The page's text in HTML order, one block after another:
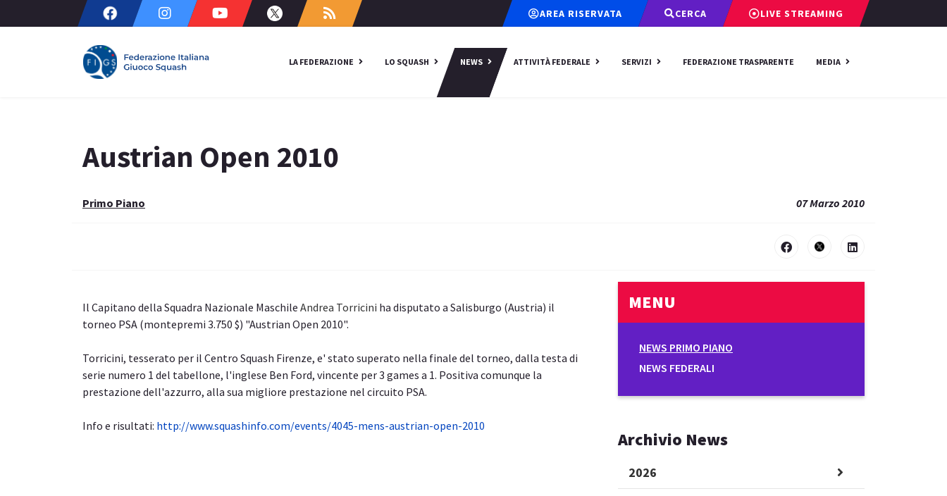
AREA RISERVATA CERCA LIVE STREAMING
LA FEDERAZIONE LO SQUASH NEWS ATTIVITÀ FEDERALE SERVIZI FEDERAZIONE TRASPARENTE MEDIA
Austrian Open 2010
Primo Piano 07 Marzo 2010
⁯Il Capitano della Squadra Nazionale Maschile Andrea Torricini ha disputato a Salisburgo (Austria) il
torneo PSA (montepremi 3.750 $) "Austrian Open 2010".
Torricini, tesserato per il Centro Squash Firenze, e' stato superato nella finale del torneo, dalla testa di
serie numero 1 del tabellone, l'inglese Ben Ford, vincente per 3 games a 1. Positiva comunque la
prestazione dell'azzurro, alla sua migliore prestazione nel circuito PSA.
Info e risultati: http://www.squashinfo.com/events/4045-mens-austrian-open-2010
MENU
NEWS PRIMO PIANO
NEWS FEDERALI
Archivio News
2026